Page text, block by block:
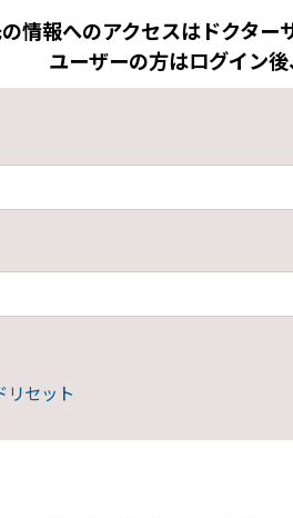
情報へのアクセスはドクター
ユーザーの方はログイン後
リセット